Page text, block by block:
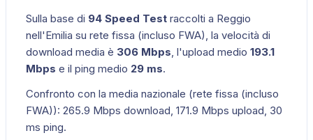
Sulla base di 94 Speed Test raccolti a Reggio
nell'Emilia su rete fissa (incluso FWA), la velocità di
download media è 306 Mbps, l'upload medio 193.1
Mbps e il ping medio 29 ms.
Confronto con la media nazionale (rete fissa (incluso
FWA)): 265.9 Mbps download, 171.9 Mbps upload, 30
ms ping.